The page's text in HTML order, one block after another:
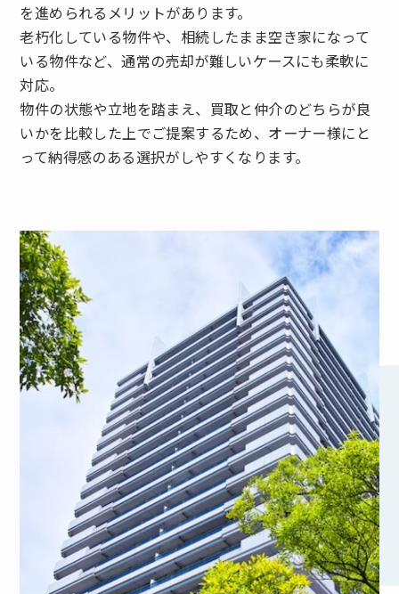
を進められるメリットがあります。
老朽化している物件や、相続したまま空き家になって
いる物件など、通常の売却が難しいケースにも柔軟に
対応。
物件の状態や立地を踏まえ、買取と仲介のどちらが良
いかを比較した上でご提案するため、オーナー様にと
って納得感のある選択がしやすくなります。